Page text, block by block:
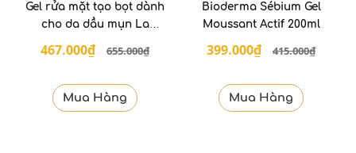
Gel rửa mặt tạo bọt dành
cho da dầu mụn La
Roche-Posay 400ml
467.000₫ 655.000₫
Mua Hàng
Bioderma Sébium Gel
Moussant Actif 200ml
399.000₫ 415.000₫
Mua Hàng